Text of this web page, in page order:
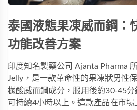
泰國液態果凍威而鋼：
功能改善方案
印度知名製藥公司 Ajanta Pharma
Jelly ，是一款革命性的果凍狀男性
檬酸威而鋼成分，服用後約30-45
可持續4小時以上。這款產品在市